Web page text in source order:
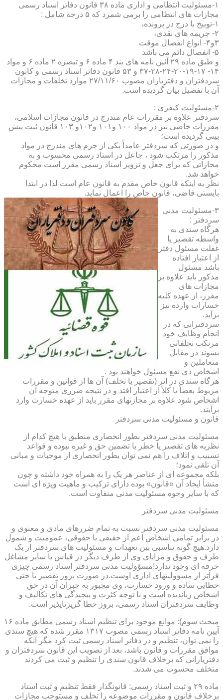
۱-مسئولیت انتظامی و اداری ماده ۳۸ قانون دفاتر اسناد رسمی
مجازات های انتظامی را برمی شمرد که ۵ درجه شامل :
۱-توبیخ با درج در پرونده،
۲- جریمه های نقدی،
۳و۴- انواع انفصال موقت
۵- انفصال دائم می باشد
و طبق ماده ۲۹ آئین نامه های بند ۴ ماده ۶ و تبصره ۲ ماده ۶ و مواد
۱۴- ۱۷-۱۹-۲۰-۲۴-۲۸-۳۷ و ۵۳ قانون دفاتر اسناد رسمی و کانون
سردفتران و دفتریاران مصوب ۲۷/۱۱/۶۰ موارد تخلفات و مجازات
آن با تفصیل بیان گردیده است.
۲-مسئولیت کیفری :
سردفتر علاوه بر مقررات عام مندرج در قانون مجازات اسلامی،
مقررات خاصی نیز در مواد ۱۰۰ و۱۰۱ و۱۰۲و ۱۰۳ قانون ثبت پیش
بینی گردیده است؛
و در صورتی که سردفتر عامداً یکی از جرم های مندرج در مواد
مذکور را مرتکب شود ، جاعل در اسناد رسمی محسوب و به
مجازاتی که برای جعل و تزویر اسناد رسمی مقرر است محکوم
خواهد شد.
نظر به اینکه قانون خاص مقدم به قانون عام است لذا در ابتدا
بایستی قاضی، قانون خاص را اعمال نماید.
۳-مسئولیت مدنی
سردفتر :
هرگاه سندی به
واسطه تقصیر یا
غفلت مسئول دفتر
از اعتبار افتاده
باشد مسئول
مذکور باید علاوه بر
مجازات های
مقرر، از عهده کلیه
خسارات وارده نیز
برآید.
سردفترانی که در
انجام وظایف خود
مرتکب تخلفاتی
بشوند در مقابل
متعاملین و
اشخاص ذی نفع مسئول خواهند بود .
هرگاه سندی در اثر (تقصیر یا تخلف) آن ها از قوانین و مقررات
مربوط بعضاً یا کلاً از اعتبار افتد و در نتیجه ضرری متوجه آن
اشخاص شود علاوه بر مجازتهای مقرر باید از عهده خسارت وارد
برآیند.
قانون و مسئولیت مدنی سردفتر
مسئولیت مدنی سردفتر بطور انحصاری منطبق با هیچ کدام از
نظریه های تقصیر یا خطر یا تضمین حق و غیره نبوده و قواعد
تسبیب و اتلاف را هم نمی توان بطور انحصاری از موجبات و مبانی
آن تلقی نمود؛
بلکه مجموعه ای از عناصر هر یک را به همراه خود داشته و چون
منشأ ایجاد آن «قانون» بوده دارای ترکیب و ماهیت ویژه ای است
که با سایر وجوه مسئولیت مدنی متفاوت است.
مسئولیت مدنی سردفتر
مسئولیت مدنی سردفتر نسبت به تمام ضررهای مادی و معنوی و
در برابر تمامی اشخاص اعم از حقیقی یا حقوقی، عمومیت و شمول
دارد.هیچ گونه تناسبی بین تعهدات و مسئولیت های سردفتر از یک
طرف و حقوق و مزایای وی از طرف دیگر در قیاس با سایر مشاغل
حرفه ای وجود ندارد!مسؤولیت مدنی سردفتر اسناد رسمی چیزی
فراتر از مسؤولیتهای اداری اوست.در صورت بروز تقصیر یا حتی
خطایی ساده و ورود خسارت، وی مجبور به جبران آن در حق
اشخاص زیاندیده است و با توجه کثرت و پیچیدگی های تکالیف و
وظایف سردفتران اسناد رسمی، بروز خطا گریزناپذیر است.
مبحث سوم): موانع موجود برای تنظیم اسناد رسمی مطابق ماده ۱۶
آیین نامه دفاتر اسناد رسمی مصوب ۱۳۱۷ مقرر شده که هیچ سندی
را نمی توان، تنظیم و در دفاتر اسناد رسمی ثبت کرد مگر آنکه
موافق مقررات و قانون باشد، بعد از تصویب این قانون سردفتران و
دفتریارانی که برخلاف قانون سندی را تنظیم و ثبت می کردند
متخلف محسوب می شدند.
ماده ۲۹ و ثبت اسناد رسمی: قانونگذار فقط تنظیم و ثبت اسناد
برخلاف قانون و مقررات موضوعه را تخلف و مستوجب مجازات